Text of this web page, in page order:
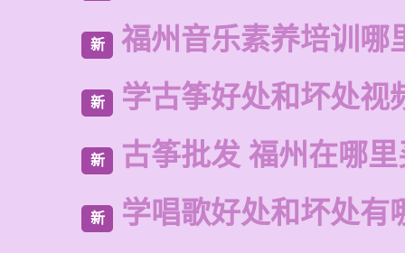
新 福州音乐素养培训哪
新 学古筝好处和坏处视
新 古筝批发 福州在哪
新 学唱歌好处和坏处有